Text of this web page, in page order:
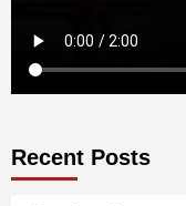
Recent Posts